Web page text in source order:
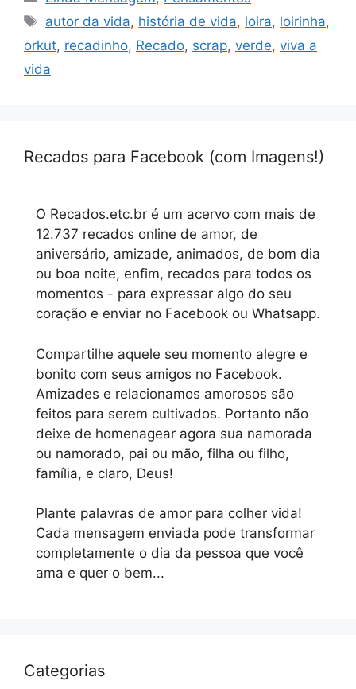
Tags
autor da vida, história de vida, loira, loirinha,
orkut, recadinho, Recado, scrap, verde, viva a
vida
Recados para Facebook (com Imagens!)
O Recados.etc.br é um acervo com mais de
12.737 recados online de amor, de
aniversário, amizade, animados, de bom dia
ou boa noite, enfim, recados para todos os
momentos - para expressar algo do seu
coração e enviar no Facebook ou Whatsapp.
Compartilhe aquele seu momento alegre e
bonito com seus amigos no Facebook.
Amizades e relacionamos amorosos são
feitos para serem cultivados. Portanto não
deixe de homenagear agora sua namorada
ou namorado, pai ou mão, filha ou filho,
família, e claro, Deus!
Plante palavras de amor para colher vida!
Cada mensagem enviada pode transformar
completamente o dia da pessoa que você
ama e quer o bem...
Categorias